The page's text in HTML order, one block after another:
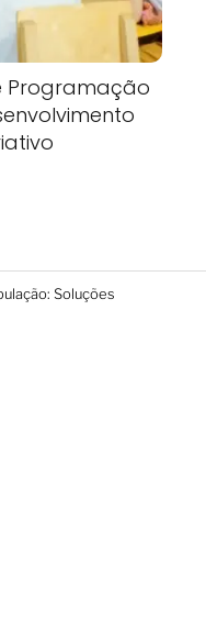
Programação
Soluções